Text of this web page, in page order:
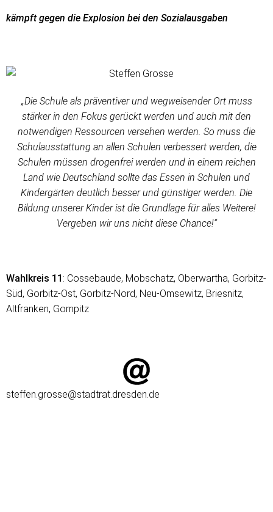
kämpft gegen die Explosion bei den Sozialausgaben
„Die Schule als präventiver und wegweisender Ort muss
stärker in den Fokus gerückt werden und auch mit den
notwendigen Ressourcen versehen werden. So muss die
Schulausstattung an allen Schulen verbessert werden, die
Schulen müssen drogenfrei werden und in einem reichen
Land wie Deutschland sollte das Essen in Schulen und
Kindergärten deutlich besser und günstiger werden. Die
Bildung unserer Kinder ist die Grundlage für alles Weitere!
Vergeben wir uns nicht diese Chance!“
Wahlkreis 11 : Cossebaude, Mobschatz, Oberwartha, Gorbitz-
Süd, Gorbitz-Ost, Gorbitz-Nord, Neu-Omsewitz, Briesnitz,
Altfranken, Gompitz
steffen.grosse@stadtrat.dresden.de